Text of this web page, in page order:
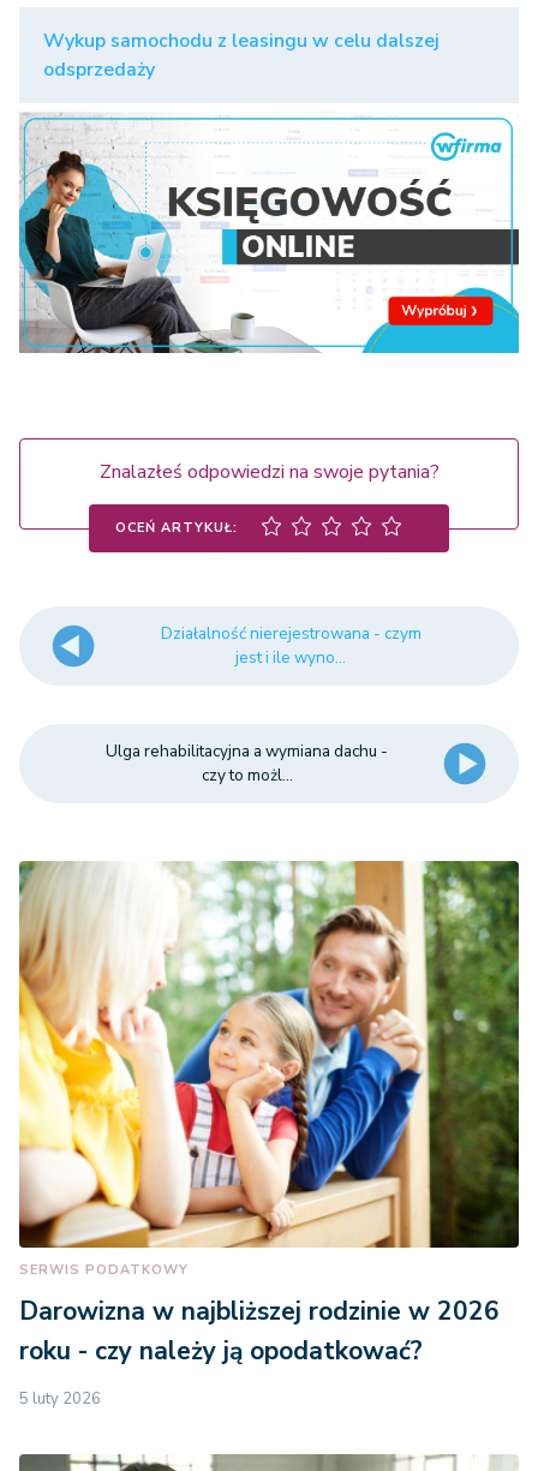
Wykup samochodu z leasingu w celu dalszej
odsprzedaży
Znalazłeś odpowiedzi na swoje pytania?
OCEŃ ARTYKUŁ:
Działalność nierejestrowana - czym
jest i ile wyno...
Ulga rehabilitacyjna a wymiana dachu -
czy to możl...
SERWIS PODATKOWY
Darowizna w najbliższej rodzinie w 2026
roku - czy należy ją opodatkować?
5 luty 2026